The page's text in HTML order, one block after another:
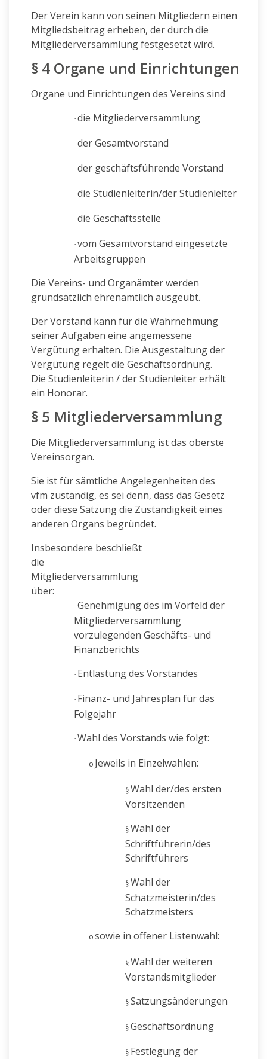
Der Verein kann von seinen Mitgliedern einen
Mitgliedsbeitrag erheben, der durch die
Mitgliederversammlung festgesetzt wird.
§ 4 Organe und Einrichtungen
Organe und Einrichtungen des Vereins sind
· die Mitgliederversammlung
· der Gesamtvorstand
· der geschäftsführende Vorstand
· die Studienleiterin/der Studienleiter
· die Geschäftsstelle
· vom Gesamtvorstand eingesetzte
Arbeitsgruppen
Die Vereins- und Organämter werden
grundsätzlich ehrenamtlich ausgeübt.
Der Vorstand kann für die Wahrnehmung
seiner Aufgaben eine angemessene
Vergütung erhalten. Die Ausgestaltung der
Vergütung regelt die Geschäftsordnung.
Die Studienleiterin / der Studienleiter erhält
ein Honorar.
§ 5 Mitgliederversammlung
Die Mitgliederversammlung ist das oberste
Vereinsorgan.
Sie ist für sämtliche Angelegenheiten des
vfm zuständig, es sei denn, dass das Gesetz
oder diese Satzung die Zuständigkeit eines
anderen Organs begründet.
Insbesondere beschließt
die
Mitgliederversammlung
über:
· Genehmigung des im Vorfeld der
Mitgliederversammlung
vorzulegenden Geschäfts- und
Finanzberichts
· Entlastung des Vorstandes
· Finanz- und Jahresplan für das
Folgejahr
· Wahl des Vorstands wie folgt:
o Jeweils in Einzelwahlen:
§ Wahl der/des ersten
Vorsitzenden
§ Wahl der
Schriftführerin/des
Schriftführers
§ Wahl der
Schatzmeisterin/des
Schatzmeisters
o sowie in offener Listenwahl:
§ Wahl der weiteren
Vorstandsmitglieder
§ Satzungsänderungen
§ Geschäftsordnung
§ Festlegung der